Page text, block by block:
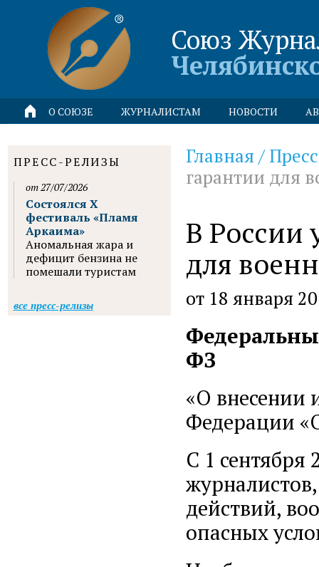
Союз
О СОЮЗЕ ЖУРНАЛИСТАМ НОВОСТИ
Главная /
гарантии для
В России
для
от 18 января
ФЗ
«О внесении
Федерации
С 1 сентября
действий,
опасных
ПРЕСС-РЕЛИЗЫ
от 27/07/2026
Состоялся X
фестиваль «Пламя
Аркаима»
Аномальная жара и
дефицит бензина не
помешали туристам
все пресс-релизы